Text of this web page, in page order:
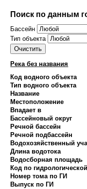
Поиск по данным
Бассейн
Тип объекта
Река без названия
Код водного объекта
Тип водного объекта
Название
Местоположение
Впадает в
Бассейновый округ
Речной бассейн
Речной подбассейн
Водохозяйственный
Длина водотока
Водосборная площадь
Код по
Номер тома по ГИ
Выпуск по ГИ